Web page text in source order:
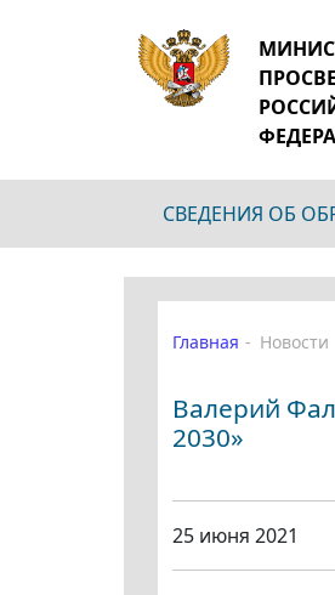
СВЕДЕНИЯ ОБ
Главная Новости
Валерий
2030»
25 июня 2021